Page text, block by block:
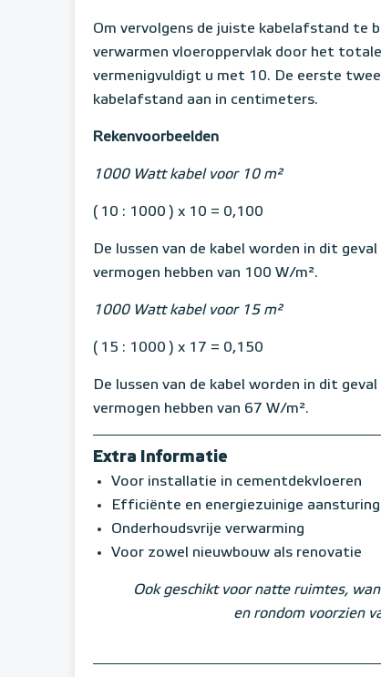
Om vervolgens de juiste kabelafstand te
verwarmen vloeroppervlak door het
vermenigvuldigt u met 10. De eerste
kabelafstand aan in centimeters.
Rekenvoorbeelden
1000 Watt kabel voor 10 m²
( 10 : 1000 ) x 10 = 0,100
De lussen van de kabel worden in dit
vermogen hebben van 100 W/m².
1000 Watt kabel voor 15 m²
( 15 : 1000 ) x 17 = 0,150
De lussen van de kabel worden in dit
vermogen hebben van 67 W/m².
Extra Informatie
Voor installatie in cementdekvloeren
Efficiënte en energiezuinige aansturing
Onderhoudsvrije verwarming
Voor zowel nieuwbouw als renovatie
Ook geschikt voor natte ruimtes,
en rondom voorzien